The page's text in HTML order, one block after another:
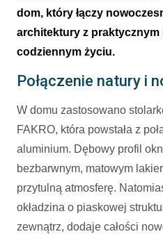
dom, który łączy
architektury z praktycznym
codziennym życiu.
Połączenie natury i
W domu zastosowano
FAKRO, która powstała z
aluminium. Dębowy profil
bezbarwnym, matowym
przytulną atmosferę.
okładzina o piaskowej
zewnątrz, dodaje całości